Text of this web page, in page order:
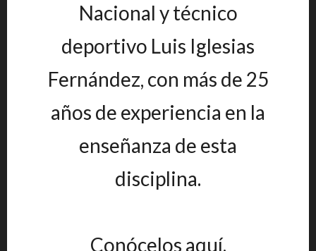
Nacional y técnico
deportivo Luis Iglesias
Fernández, con más de 25
años de experiencia en la
enseñanza de esta
disciplina.
Conócelos aquí.